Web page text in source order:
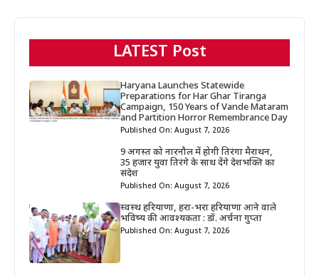
LATEST Post
Haryana Launches Statewide
Preparations for Har Ghar Tiranga
Campaign, 150 Years of Vande Mataram
and Partition Horror Remembrance Day
Published On: August 7, 2026
9 अगस्त को नारनौल में होगी तिरंगा मैराथन,
35 हजार युवा तिरंगे के साथ देंगे देशभक्ति का
संदेश
Published On: August 7, 2026
स्वस्थ हरियाणा, हरा-भरा हरियाणा आने वाले
भविष्य की आवश्यकता : डॉ. अर्चना गुप्ता
Published On: August 7, 2026